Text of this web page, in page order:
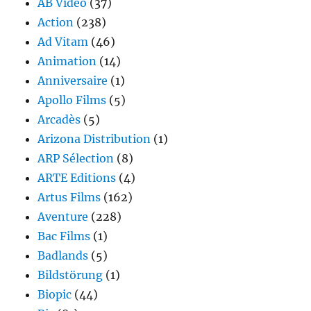
AB Vidéo (37)
Action (238)
Ad Vitam (46)
Animation (14)
Anniversaire (1)
Apollo Films (5)
Arcadès (5)
Arizona Distribution (1)
ARP Sélection (8)
ARTE Editions (4)
Artus Films (162)
Aventure (228)
Bac Films (1)
Badlands (5)
Bildstörung (1)
Biopic (44)